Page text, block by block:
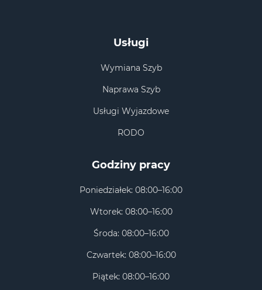
Usługi
Wymiana Szyb
Naprawa Szyb
Usługi Wyjazdowe
RODO
Godziny pracy
Poniedziałek: 08:00–16:00
Wtorek: 08:00–16:00
Środa: 08:00–16:00
Czwartek: 08:00–16:00
Piątek: 08:00–16:00